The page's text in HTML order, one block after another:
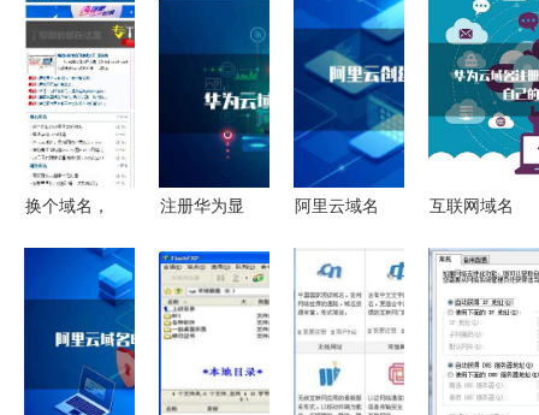
换个域名，
墅？互联网
务的价值与
策略
注册华为显
险” 互联网
域名注册服
战与应对
阿里云域名
服务 一站
式互联网域
名注册解决
方案
互联网域名
数字时代的
门牌与身份
标识